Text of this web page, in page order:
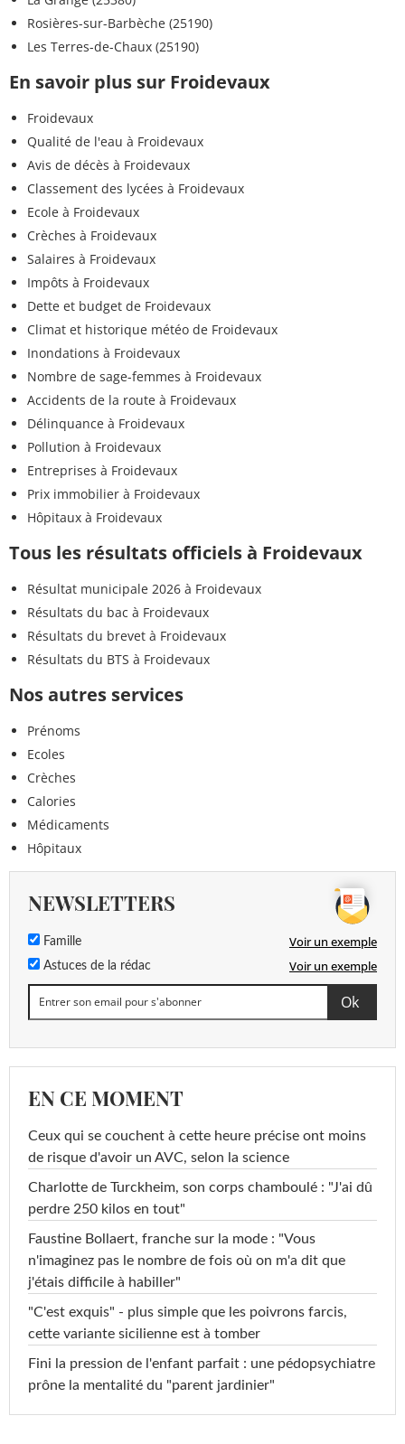
Rosières-sur-Barbèche (25190)
Les Terres-de-Chaux (25190)
En savoir plus sur Froidevaux
Froidevaux
Qualité de l'eau à Froidevaux
Avis de décès à Froidevaux
Classement des lycées à Froidevaux
Ecole à Froidevaux
Crèches à Froidevaux
Salaires à Froidevaux
Impôts à Froidevaux
Dette et budget de Froidevaux
Climat et historique météo de Froidevaux
Inondations à Froidevaux
Nombre de sage-femmes à Froidevaux
Accidents de la route à Froidevaux
Délinquance à Froidevaux
Pollution à Froidevaux
Entreprises à Froidevaux
Prix immobilier à Froidevaux
Hôpitaux à Froidevaux
Tous les résultats officiels à Froidevaux
Résultat municipale 2026 à Froidevaux
Résultats du bac à Froidevaux
Résultats du brevet à Froidevaux
Résultats du BTS à Froidevaux
Nos autres services
Prénoms
Ecoles
Crèches
Calories
Médicaments
Hôpitaux
NEWSLETTERS
Famille Voir un exemple
Astuces de la rédac Voir un exemple
EN CE MOMENT
Ceux qui se couchent à cette heure précise ont moins
de risque d'avoir un AVC, selon la science
Charlotte de Turckheim, son corps chamboulé : "J'ai dû
perdre 250 kilos en tout"
Faustine Bollaert, franche sur la mode : "Vous
n'imaginez pas le nombre de fois où on m'a dit que
j'étais difficile à habiller"
"C'est exquis" - plus simple que les poivrons farcis,
cette variante sicilienne est à tomber
Fini la pression de l'enfant parfait : une pédopsychiatre
prône la mentalité du "parent jardinier"